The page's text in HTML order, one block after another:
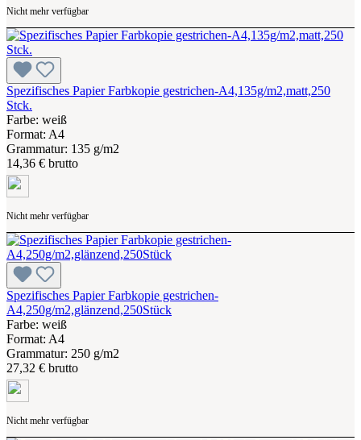
Nicht mehr verfügbar
Spezifisches Papier Farbkopie gestrichen-A4,135g/m2,matt,250
Stck.
Farbe: weiß
Format: A4
Grammatur: 135 g/m2
14,36 € brutto
Nicht mehr verfügbar
Spezifisches Papier Farbkopie gestrichen-
A4,250g/m2,glänzend,250Stück
Farbe: weiß
Format: A4
Grammatur: 250 g/m2
27,32 € brutto
Nicht mehr verfügbar